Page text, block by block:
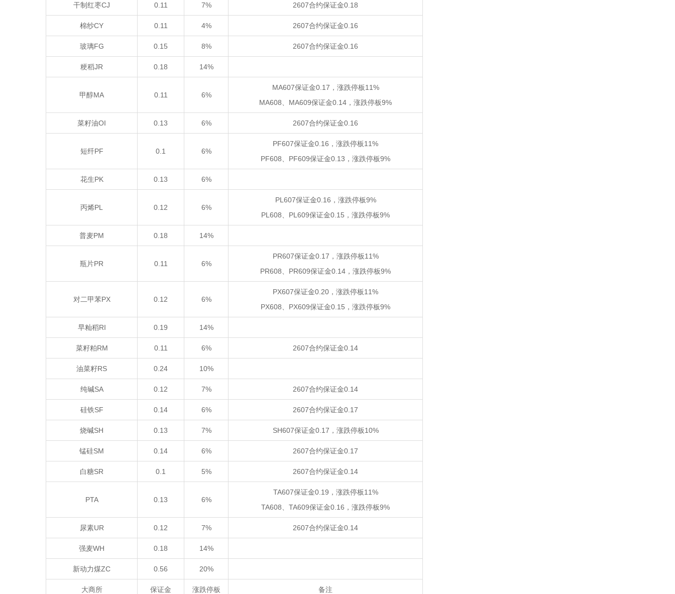
干制红枣CJ 0.11 7% 2607合约保证金0.18
棉纱CY 0.11 4% 2607合约保证金0.16
玻璃FG 0.15 8% 2607合约保证金0.16
粳稻JR 0.18 14%
甲醇MA 0.11 6%
MA607保证金0.17，涨跌停板11%
MA608、MA609保证金0.14，涨跌停板9%
菜籽油OI 0.13 6% 2607合约保证金0.16
短纤PF 0.1 6%
PF607保证金0.16，涨跌停板11%
PF608、PF609保证金0.13，涨跌停板9%
花生PK 0.13 6%
丙烯PL 0.12 6%
PL607保证金0.16，涨跌停板9%
PL608、PL609保证金0.15，涨跌停板9%
普麦PM 0.18 14%
瓶片PR 0.11 6%
PR607保证金0.17，涨跌停板11%
PR608、PR609保证金0.14，涨跌停板9%
对二甲苯PX 0.12 6%
PX607保证金0.20，涨跌停板11%
PX608、PX609保证金0.15，涨跌停板9%
早籼稻RI 0.19 14%
菜籽粕RM 0.11 6% 2607合约保证金0.14
油菜籽RS 0.24 10%
纯碱SA 0.12 7% 2607合约保证金0.14
硅铁SF 0.14 6% 2607合约保证金0.17
烧碱SH 0.13 7% SH607保证金0.17，涨跌停板10%
锰硅SM 0.14 6% 2607合约保证金0.17
白糖SR 0.1 5% 2607合约保证金0.14
PTA 0.13 6%
TA607保证金0.19，涨跌停板11%
TA608、TA609保证金0.16，涨跌停板9%
尿素UR 0.12 7% 2607合约保证金0.14
强麦WH 0.18 14%
新动力煤ZC 0.56 20%
大商所 保证金 涨跌停板 备注